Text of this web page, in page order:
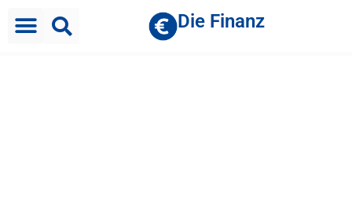
Die Finanz